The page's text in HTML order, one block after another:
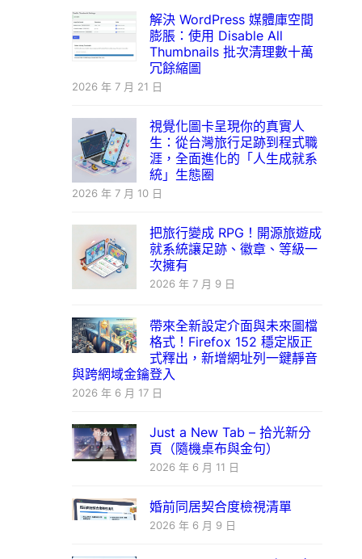
解決 WordPress 媒體庫空間
膨脹：使用 Disable All
Thumbnails 批次清理數十萬
冗餘縮圖
2026 年 7 月 21 日
視覺化圖卡呈現你的真實人
生：從台灣旅行足跡到程式職
涯，全面進化的「人生成就系
統」生態圈
2026 年 7 月 10 日
把旅行變成 RPG！開源旅遊成
就系統讓足跡、徽章、等級一
次擁有
2026 年 7 月 9 日
帶來全新設定介面與未來圖檔
格式！Firefox 152 穩定版正
式釋出，新增網址列一鍵靜音
與跨網域金鑰登入
2026 年 6 月 17 日
Just a New Tab – 拾光新分
頁（隨機桌布與金句）
2026 年 6 月 11 日
婚前同居契合度檢視清單
2026 年 6 月 9 日